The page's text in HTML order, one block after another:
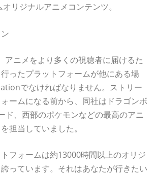
リジナルアニメコンテンツ。
ニメをより多くの視聴者に届けるた
ったプラットフォームが他にある場
でなければなりません。ストリー
ームになる前から、同社はドラゴンボ
ド、西部のポケモンなどの最高のアニ
担当していました。
フォームは約13000時間以上のオリジ
っています。それはあなたが行きたい